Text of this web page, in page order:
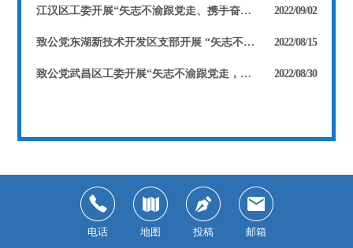
江汉区工委开展“矢志不渝跟党走、携手奋进新时代”主题教育学习活动 2022/09/02
致公党东湖新技术开发区支部开展 “矢志不渝跟党走，携手奋进新时代” 政治交接主题教育暨潜江行活动 2022/08/15
致公党武昌区工委开展“矢志不渝跟党走，携手奋进新时代”政治交接主题教育暨“喜迎二十大”读书分享会活动 2022/08/30
电话 地图 投稿 邮箱